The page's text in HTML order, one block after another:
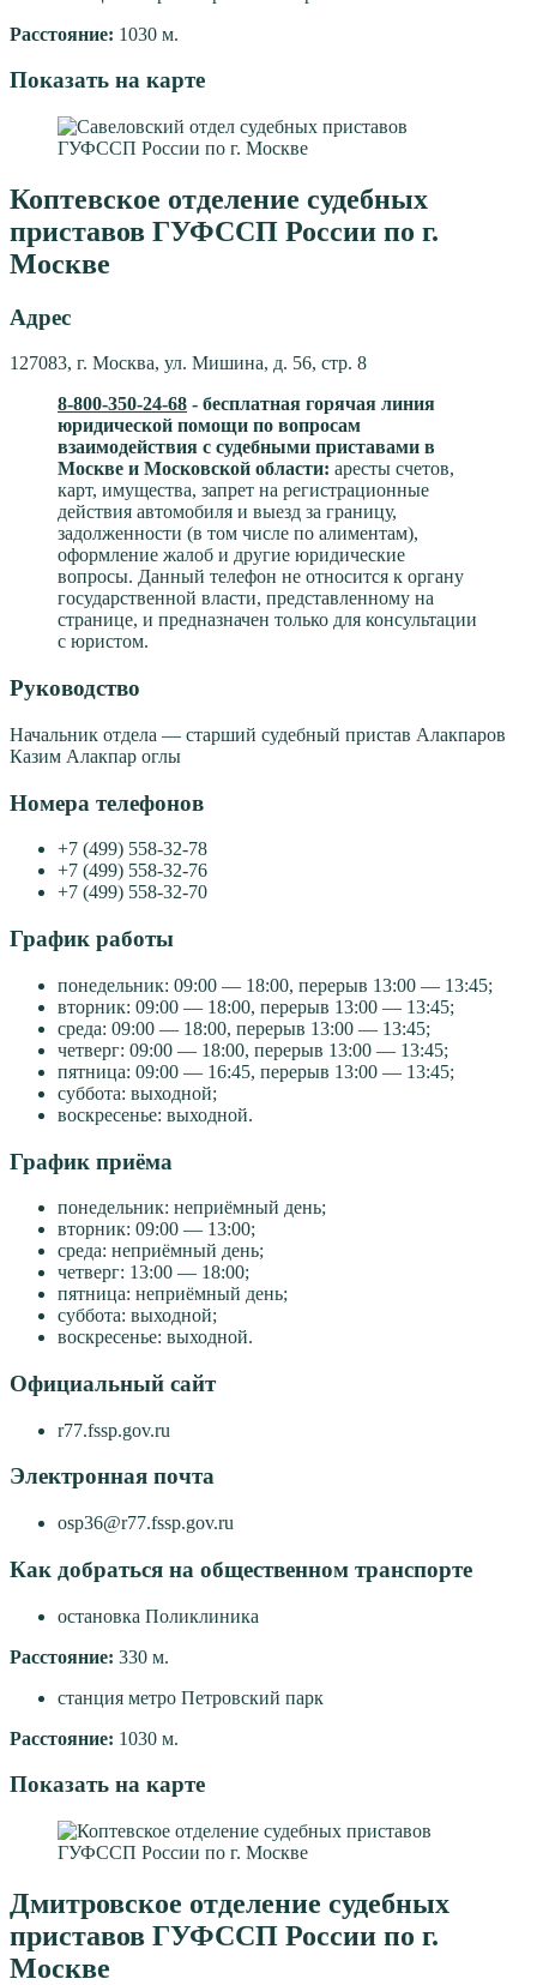
Расстояние: 1030 м.
Показать на карте
Коптевское отделение судебных
приставов ГУФССП России по г.
Москве
Адрес
127083, г. Москва, ул. Мишина, д. 56, стр. 8
8-800-350-24-68 - бесплатная горячая линия
юридической помощи по вопросам
взаимодействия с судебными приставами в
Москве и Московской области: аресты счетов,
карт, имущества, запрет на регистрационные
действия автомобиля и выезд за границу,
задолженности (в том числе по алиментам),
оформление жалоб и другие юридические
вопросы. Данный телефон не относится к органу
государственной власти, представленному на
странице, и предназначен только для консультации
с юристом.
Руководство
Начальник отдела — старший судебный пристав Алакпаров
Казим Алакпар оглы
Номера телефонов
+7 (499) 558-32-78
+7 (499) 558-32-76
+7 (499) 558-32-70
График работы
понедельник: 09:00 — 18:00, перерыв 13:00 — 13:45;
вторник: 09:00 — 18:00, перерыв 13:00 — 13:45;
среда: 09:00 — 18:00, перерыв 13:00 — 13:45;
четверг: 09:00 — 18:00, перерыв 13:00 — 13:45;
пятница: 09:00 — 16:45, перерыв 13:00 — 13:45;
суббота: выходной;
воскресенье: выходной.
График приёма
понедельник: неприёмный день;
вторник: 09:00 — 13:00;
среда: неприёмный день;
четверг: 13:00 — 18:00;
пятница: неприёмный день;
суббота: выходной;
воскресенье: выходной.
Официальный сайт
r77.fssp.gov.ru
Электронная почта
osp36@r77.fssp.gov.ru
Как добраться на общественном транспорте
остановка Поликлиника
Расстояние: 330 м.
станция метро Петровский парк
Расстояние: 1030 м.
Показать на карте
Дмитровское отделение судебных
приставов ГУФССП России по г.
Москве